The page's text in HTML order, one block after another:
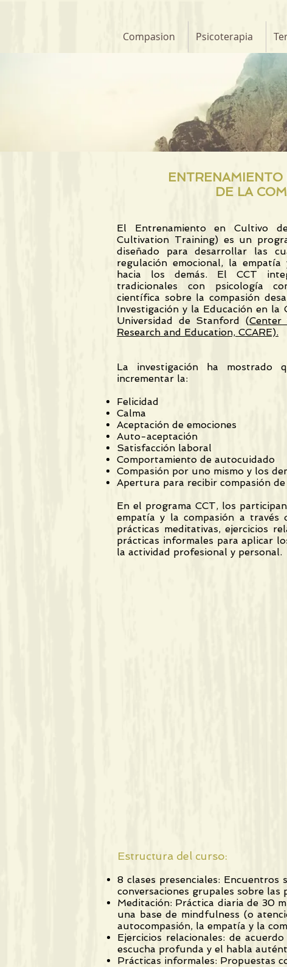
Compasion Psicoterapia
ENTRENAMIENTO
DE LA
El Entrenamiento en Cultivo
Cultivation Training) es un
diseñado para desarrollar las
regulación emocional, la
hacia los demás. El CCT
tradicionales con psicología
científica sobre la compasión
Investigación y la Educación en la
Universidad de Stanford (Center
Research and Education, CCARE).
La investigación ha mostrado
incrementar la:
Felicidad
Calma
Aceptación de emociones
Auto-aceptación
Satisfacción laboral
Comportamiento de autocuidado
Compasión por uno mismo y los
Apertura para recibir compasión de
En el programa CCT, los
empatía y la compasión a
prácticas meditativas, ejercicios
prácticas informales para aplicar
la actividad profesional y personal.
Estructura del curso:
8 clases presenciales: Encuentros
conversaciones grupales sobre las
Meditación: Práctica diaria de 30
una base de mindfulness (o
autocompasión, la empatía y la
Ejercicios relacionales: de
escucha profunda y el habla
Prácticas informales: Propuestas